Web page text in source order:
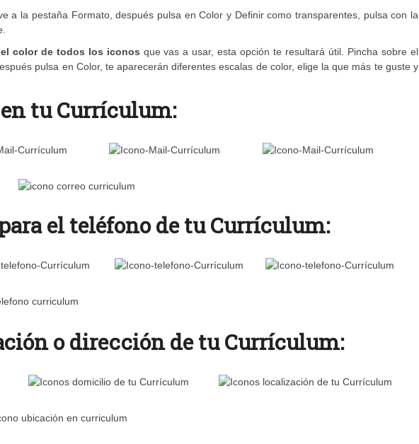
a la pestaña Formato, después pulsa en Color y Definir como transparentes, pulsa con la
el color de todos los iconos que vas a usar, esta opción te resultará útil. Pincha sobre el
pulsa en Color, te aparecerán diferentes escalas de color, elige la que más te guste y
tu Currículum:
el teléfono de tu Currículum:
o dirección de tu Currículum: